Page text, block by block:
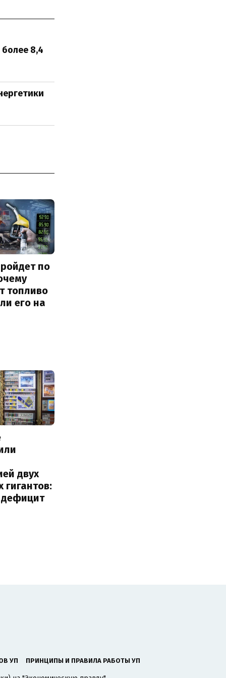
8,4
по
топливо
его на
двух
гигантов:
дефицит
УП ПРИНЦИПЫ И ПРАВИЛА РАБОТЫ УП